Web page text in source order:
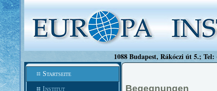
1088 Budapest, Rákóczi út 5.;
Startseite
Institut
Begegnungen